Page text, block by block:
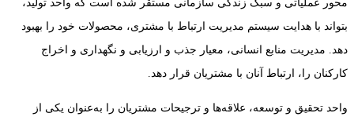
محور عملیاتی و سبک زندگی سازمانی مستقر شده است که واحد تولید،
بتواند با هدایت سیستم مدیریت ارتباط با مشتری، محصولات خود را بهبود
دهد. مدیریت منابع انسانی، معیار جذب و ارزیابی و نگهداری و اخراج
کارکنان را، ارتباط آنان با مشتریان قرار دهد.
واحد تحقیق و توسعه، علاقه‌ها و ترجیحات مشتریان را به‌عنوان یکی از